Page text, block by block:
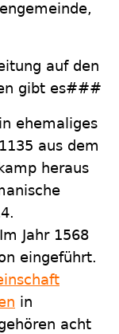
auf den
gibt es###
ehemaliges
aus dem
heraus
Jahr 1568
eingeführt.
in
acht